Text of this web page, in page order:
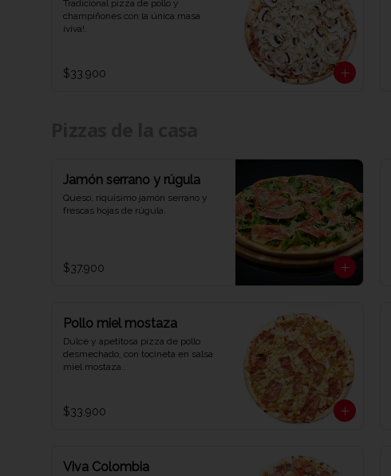
Tradicional pizza de pollo y
champiñones con la única masa
¡viva!.
$33.900
Jamón serrano y rúgula
Queso, riquísimo jamón serrano y
frescas hojas de rúgula.
$37.900
Pollo miel mostaza
Dulce y apetitosa pizza de pollo
desmechado, con tocineta en salsa
miel mostaza..
$33.900
Viva Colombia